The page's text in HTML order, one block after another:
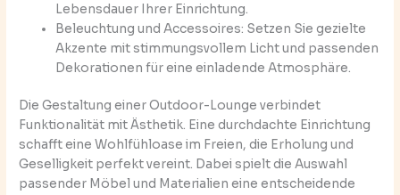
Lebensdauer Ihrer Einrichtung.
Beleuchtung und Accessoires: Setzen Sie gezielte
Akzente mit stimmungsvollem Licht und passenden
Dekorationen für eine einladende Atmosphäre.
Die Gestaltung einer Outdoor-Lounge verbindet
Funktionalität mit Ästhetik. Eine durchdachte Einrichtung
schafft eine Wohlfühloase im Freien, die Erholung und
Geselligkeit perfekt vereint. Dabei spielt die Auswahl
passender Möbel und Materialien eine entscheidende